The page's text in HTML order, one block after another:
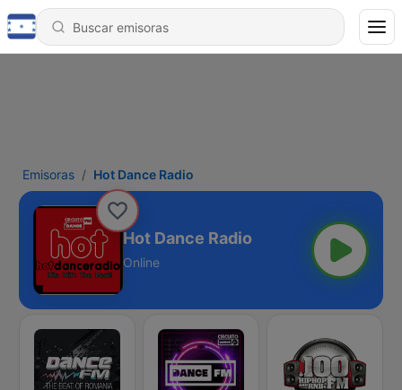
Emisoras Hot Dance Radio
Hot Dance Radio
Online